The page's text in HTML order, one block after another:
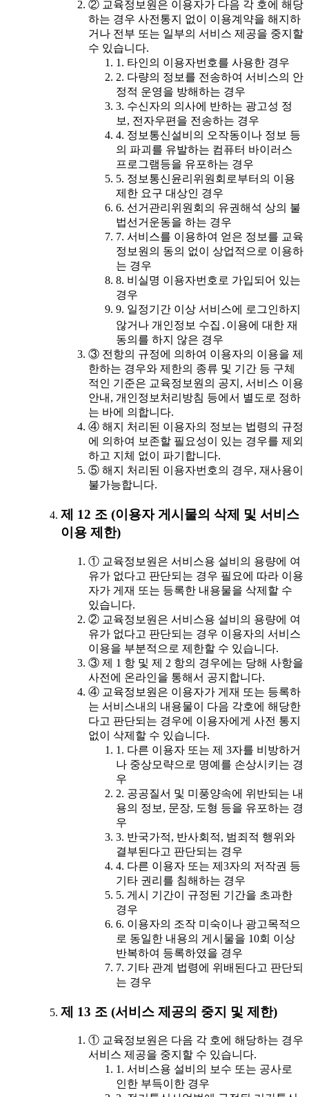
② 교육정보원은 이용자가 다음 각 호에 해당
하는 경우 사전통지 없이 이용계약을 해지하
거나 전부 또는 일부의 서비스 제공을 중지할
수 있습니다.
1. 타인의 이용자번호를 사용한 경우
2. 다량의 정보를 전송하여 서비스의 안
정적 운영을 방해하는 경우
3. 수신자의 의사에 반하는 광고성 정
보, 전자우편을 전송하는 경우
4. 정보통신설비의 오작동이나 정보 등
의 파괴를 유발하는 컴퓨터 바이러스
프로그램등을 유포하는 경우
5. 정보통신윤리위원회로부터의 이용
제한 요구 대상인 경우
6. 선거관리위원회의 유권해석 상의 불
법선거운동을 하는 경우
7. 서비스를 이용하여 얻은 정보를 교육
정보원의 동의 없이 상업적으로 이용하
는 경우
8. 비실명 이용자번호로 가입되어 있는
경우
9. 일정기간 이상 서비스에 로그인하지
않거나 개인정보 수집․이용에 대한 재
동의를 하지 않은 경우
③ 전항의 규정에 의하여 이용자의 이용을 제
한하는 경우와 제한의 종류 및 기간 등 구체
적인 기준은 교육정보원의 공지, 서비스 이용
안내, 개인정보처리방침 등에서 별도로 정하
는 바에 의합니다.
④ 해지 처리된 이용자의 정보는 법령의 규정
에 의하여 보존할 필요성이 있는 경우를 제외
하고 지체 없이 파기합니다.
⑤ 해지 처리된 이용자번호의 경우, 재사용이
불가능합니다.
제 12 조 (이용자 게시물의 삭제 및 서비스
이용 제한)
① 교육정보원은 서비스용 설비의 용량에 여
유가 없다고 판단되는 경우 필요에 따라 이용
자가 게재 또는 등록한 내용물을 삭제할 수
있습니다.
② 교육정보원은 서비스용 설비의 용량에 여
유가 없다고 판단되는 경우 이용자의 서비스
이용을 부분적으로 제한할 수 있습니다.
③ 제 1 항 및 제 2 항의 경우에는 당해 사항을
사전에 온라인을 통해서 공지합니다.
④ 교육정보원은 이용자가 게재 또는 등록하
는 서비스내의 내용물이 다음 각호에 해당한
다고 판단되는 경우에 이용자에게 사전 통지
없이 삭제할 수 있습니다.
1. 다른 이용자 또는 제 3자를 비방하거
나 중상모략으로 명예를 손상시키는 경
우
2. 공공질서 및 미풍양속에 위반되는 내
용의 정보, 문장, 도형 등을 유포하는 경
우
3. 반국가적, 반사회적, 범죄적 행위와
결부된다고 판단되는 경우
4. 다른 이용자 또는 제3자의 저작권 등
기타 권리를 침해하는 경우
5. 게시 기간이 규정된 기간을 초과한
경우
6. 이용자의 조작 미숙이나 광고목적으
로 동일한 내용의 게시물을 10회 이상
반복하여 등록하였을 경우
7. 기타 관계 법령에 위배된다고 판단되
는 경우
제 13 조 (서비스 제공의 중지 및 제한)
① 교육정보원은 다음 각 호에 해당하는 경우
서비스 제공을 중지할 수 있습니다.
1. 서비스용 설비의 보수 또는 공사로
인한 부득이한 경우